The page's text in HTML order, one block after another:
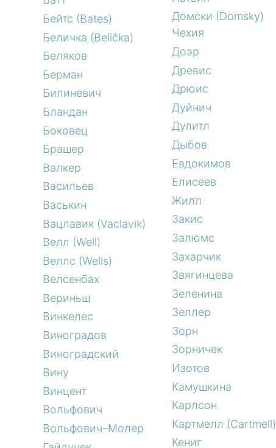
Бейтс (Bates)
Беличка (Belička)
Беляков
Берман
Билиневич
Бландан
Боковец
Брашер
Валкер
Васильев
Васькин
Вацлавик (Vaclavik)
Велл (Well)
Веллс (Wells)
Велсенбах
Вериньш
Винкелес
Виноградов
Виноградский
Вину
Винцент
Вольфович
Вольфович–Молер
Домски (Domsky)
Чехия
Доэр
Древис
Дрюис
Дуйнич
Дулитл
Дыбов
Евдокимов
Елисеев
Жилл
Закис
Залюмс
Захарчик
Звягинцева
Зеленина
Зеллер
Зорн
Зорничек
Изотов
Камушкина
Карлсон
Картмелл (Cartmell)
Кениг